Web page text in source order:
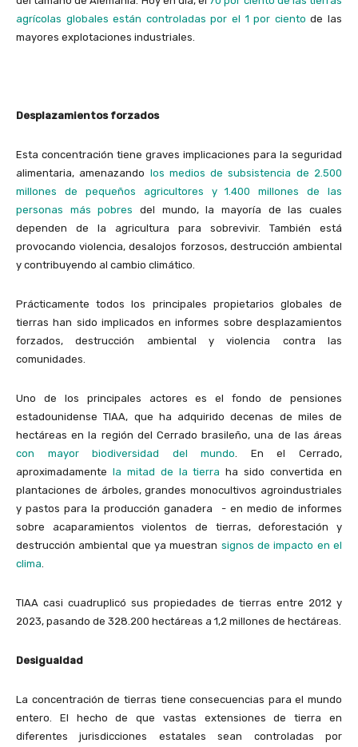
agrícolas globales están controladas por el 1 por ciento de las
mayores explotaciones industriales.
Desplazamientos forzados
Esta concentración tiene graves implicaciones para la seguridad
alimentaria, amenazando los medios de subsistencia de 2.500
millones de pequeños agricultores y 1.400 millones de las
personas más pobres del mundo, la mayoría de las cuales
dependen de la agricultura para sobrevivir. También está
provocando violencia, desalojos forzosos, destrucción ambiental
y contribuyendo al cambio climático.
Prácticamente todos los principales propietarios globales de
tierras han sido implicados en informes sobre desplazamientos
forzados, destrucción ambiental y violencia contra las
comunidades.
Uno de los principales actores es el fondo de pensiones
estadounidense TIAA, que ha adquirido decenas de miles de
hectáreas en la región del Cerrado brasileño, una de las áreas
con mayor biodiversidad del mundo . En el Cerrado,
aproximadamente la mitad de la tierra ha sido convertida en
plantaciones de árboles, grandes monocultivos agroindustriales
y pastos para la producción ganadera - en medio de informes
sobre acaparamientos violentos de tierras, deforestación y
destrucción ambiental que ya muestran signos de impacto en el
clima
TIAA casi cuadruplicó sus propiedades de tierras entre 2012 y
2023, pasando de 328.200 hectáreas a 1,2 millones de hectáreas.
Desigualdad
La concentración de tierras tiene consecuencias para el mundo
entero. El hecho de que vastas extensiones de tierra en
diferentes jurisdicciones estatales sean controladas por